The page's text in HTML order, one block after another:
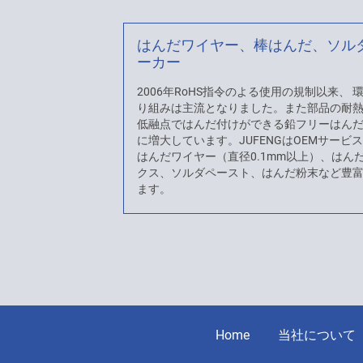
はんだワイヤー、棒はんだ、ソル
ーカー
2006年RoHS指令のよる使用の規制以来、
り組みは主流となりました。また部品の耐
低融点ではんだ付けができる鉛フリーはん
に増大しています。JUFENGはOEMサービ
はんだワイヤー（直径0.1mm以上）、はん
クス、ソルダペースト、はんだ粉末など豊
ます。
Home 当社について